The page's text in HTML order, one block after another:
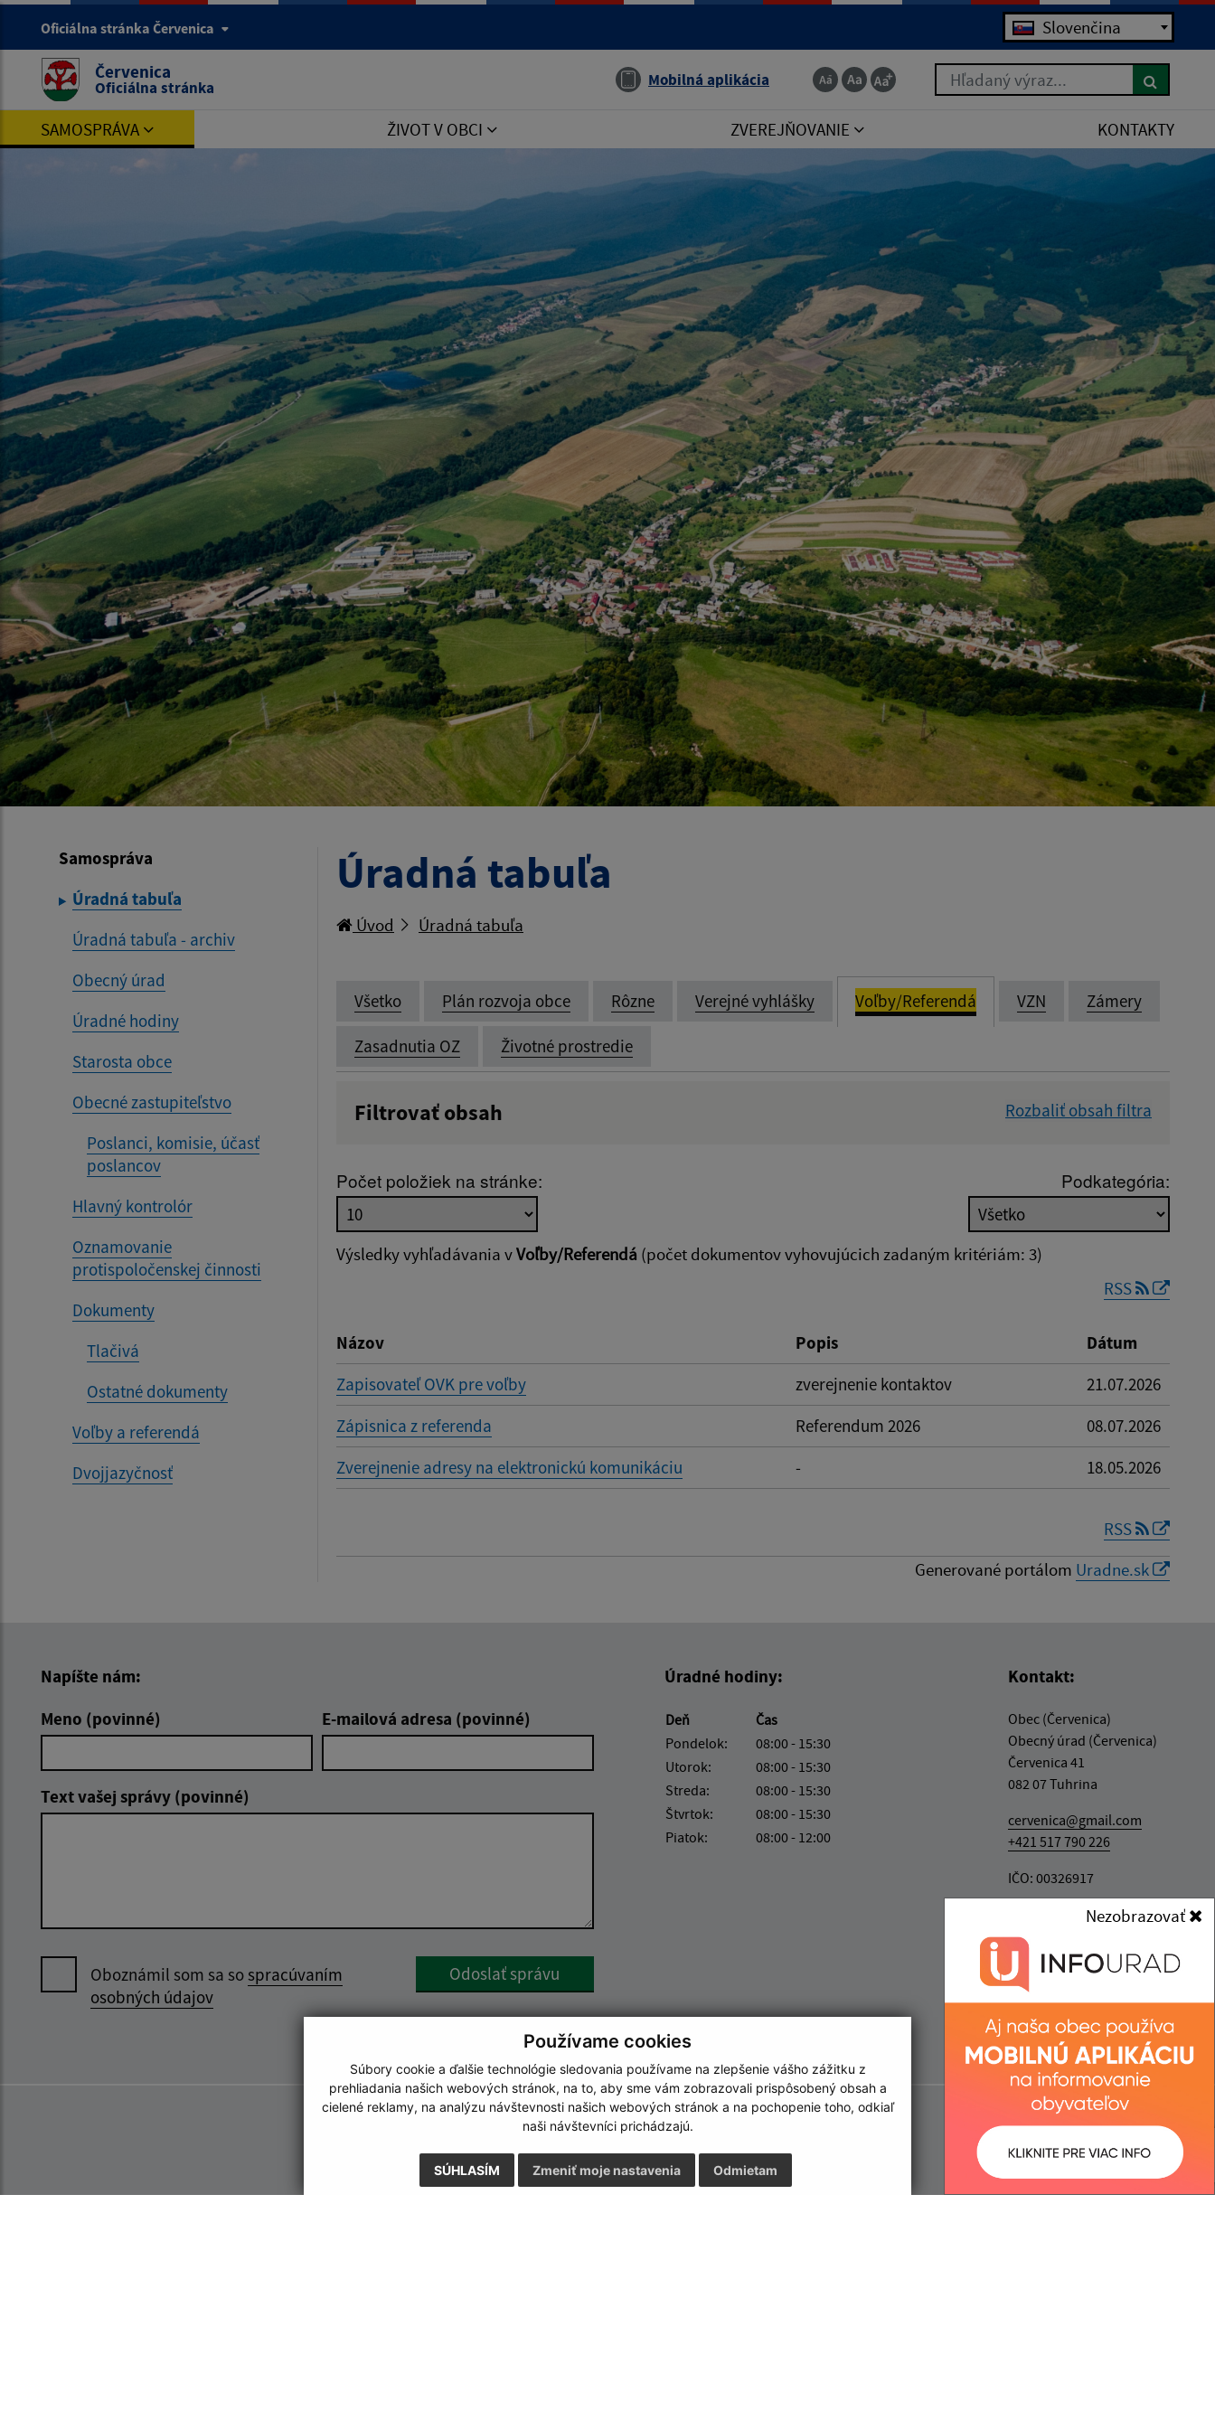
Používame cookies
Súbory cookie a ďalšie technológie sledovania používame na zlepšenie vášho zážitku z
prehliadania našich webových stránok, na to, aby sme vám zobrazovali prispôsobený obsah a
cielené reklamy, na analýzu návštevnosti našich webových stránok a na pochopenie toho, odkiaľ
naši návštevníci prichádzajú.
SÚHLASÍM Odmietam
Zmeniť moje nastavenia
Oficiálna stránka Červenica Slovenčina
Červenica
Oficiálna stránka Mobilná aplikácia Hľadaný výraz...
SAMOSPRÁVA ŽIVOT V OBCI ZVEREJŇOVANIE KONTAKTY
Samospráva
Úradná tabuľa
Úradná tabuľa - archiv
Obecný úrad
Úradné hodiny
Starosta obce
Obecné zastupiteľstvo
Poslanci, komisie, účasť
poslancov
Hlavný kontrolór
Oznamovanie
protispoločenskej činnosti
Dokumenty
Tlačivá
Ostatné dokumenty
Voľby a referendá
Dvojjazyčnosť
Úradná tabuľa
Úvod Úradná tabuľa
Všetko Plán rozvoja obce Rôzne Verejné vyhlášky Voľby/Referendá VZN Zámery
Zasadnutia OZ Životné prostredie
Filtrovať obsah Rozbaliť obsah filtra
Dátum zverejnenia do:
Počet položiek na stránke: Podkategória:
Výsledky vyhľadávania vVoľby/Referendá (počet dokumentov vyhovujúcich zadaným kritériám: 3)
RSS
Názov Popis
Dátum
Zapisovateľ OVK pre voľby
zverejnenie kontaktov
21.07.2026
Zápisnica z referenda
Referendum 2026
08.07.2026
Zverejnenie adresy na elektronickú komunikáciu
- 18.05.2026
RSS
Generované portálom Uradne.sk
Napíšte nám:
Meno (povinné)
E-mailová adresa (povinné)
Text vašej správy (povinné)
Oboznámil som sa sospracúvaním
osobných údajov
Odoslať správu
Úradné hodiny:
Deň
Čas
Pondelok:
08:00 - 15:30
Utorok:
08:00 - 15:30
Streda:
08:00 - 15:30
Štvrtok:
08:00 - 15:30
Piatok:
08:00 - 12:00
Kontakt:
Obec (Červenica)
Obecný úrad (Červenica)
Červenica 41
082 07 Tuhrina
cervenica@gmail.com
+421 517 790 226
IČO: 00326917
Nezobrazovať